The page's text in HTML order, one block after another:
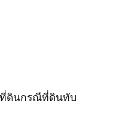
ที่ดินกรณีที่ดินทับ